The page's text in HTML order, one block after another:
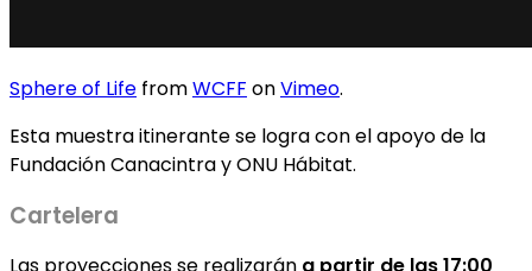
Sphere of Life fromWCFF onVimeo.
Esta muestra itinerante se logra con el apoyo de la
Fundación Canacintra y ONU Hábitat.
Cartelera